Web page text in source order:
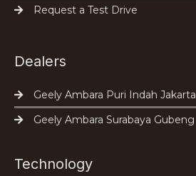
Request a Test Drive
Dealers
Geely Ambara Puri Indah Jakarta
Geely Ambara Surabaya Gubeng
Technology